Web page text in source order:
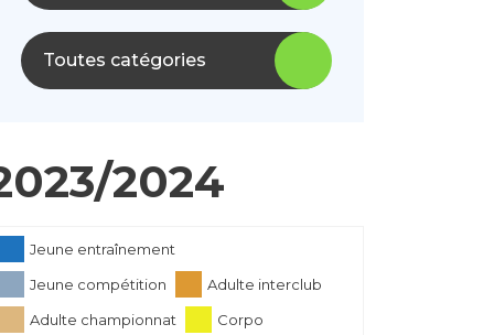
Toutes catégories
2024
Jeune entraînement
Jeune compétition
Adulte interclub
Adulte championnat
Corpo